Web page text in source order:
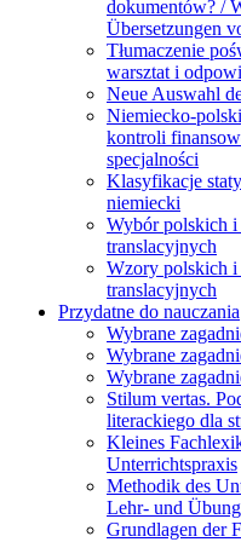
dokumentów? /
Übersetzungen
Tłumaczenie
warsztat i
Neue Auswahl
Niemiecko-
kontroli
specjalności
Klasyfikacje
niemiecki
Wybór polskich
translacyjnych
Wzory polskich i
translacyjnych
Przydatne do nauczania
Wybrane
Wybrane
Wybrane
Stilum vertas.
literackiego dla
Kleines
Unterrichtspraxis
Methodik des
Lehr- und
Grundlagen der